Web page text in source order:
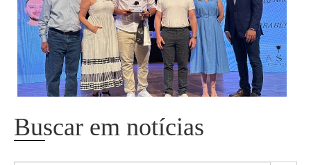
Buscar em notícias